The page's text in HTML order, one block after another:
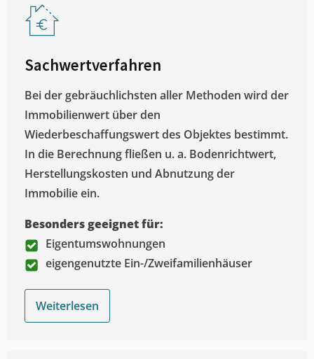
Sachwertverfahren
Bei der gebräuchlichsten aller Methoden wird der
Immobilienwert über den
Wiederbeschaffungswert des Objektes bestimmt.
In die Berechnung fließen u. a. Bodenrichtwert,
Herstellungskosten und Abnutzung der
Immobilie ein.
Besonders geeignet für:
Eigentumswohnungen
eigengenutzte Ein-/Zweifamilienhäuser
Weiterlesen